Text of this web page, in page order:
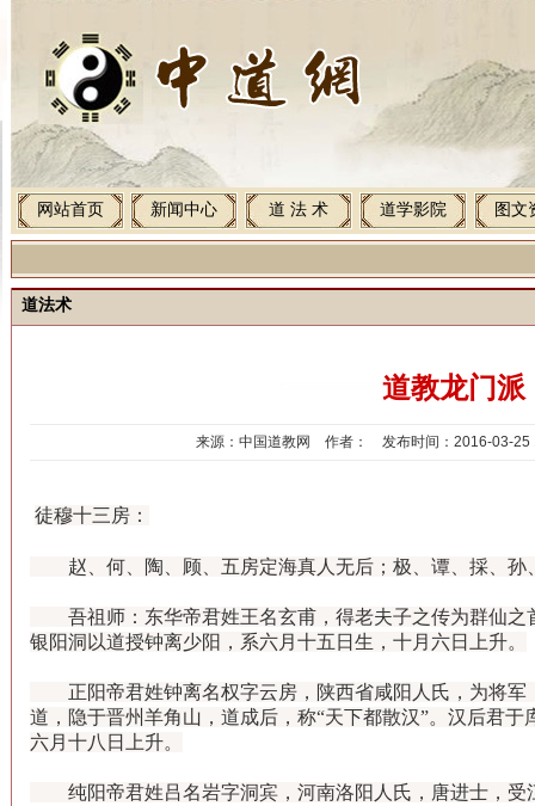
网站首页 新闻中心 道 法 术 道学影院 图文
道法术
道教龙门派
来源：中国道教网 作者： 发布时间：2016-03-
徒穆十三房：
赵、何、陶、顾、五房定海真人无后；极、谭、採、孙
吾祖师：东华帝君姓王名玄甫，得老夫子之传为群仙之
银阳洞以道授钟离少阳，系六月十五日生，十月六日上升。
正阳帝君姓钟离名权字云房，陕西省咸阳人氏，为将军
道，隐于晋州羊角山，道成后，称“天下都散汉”。汉后君
六月十八日上升。
纯阳帝君姓吕名岩字洞宾，河南洛阳人氏，唐进士，受